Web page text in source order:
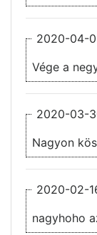
2020-04-
Vége a
2020-03-
Nagyon
2020-02-